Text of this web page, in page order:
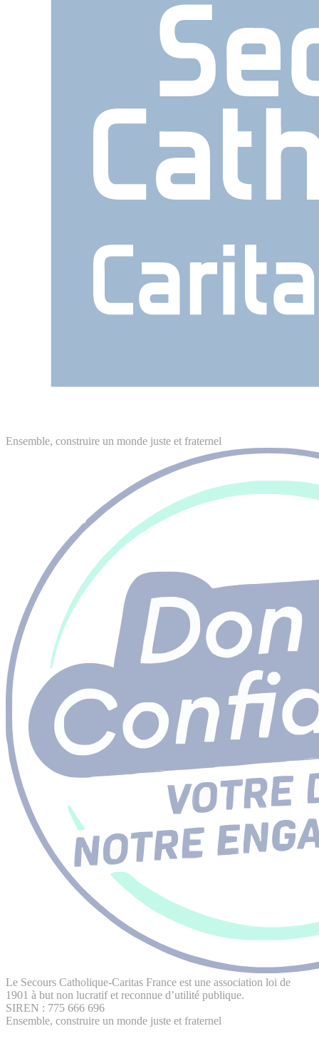
Ensemble, construire un monde juste et fraternel
Le Secours Catholique-Caritas France est une association loi de
1901 à but non lucratif et reconnue d’utilité publique.
SIREN : 775 666 696
Ensemble, construire un monde juste et fraternel